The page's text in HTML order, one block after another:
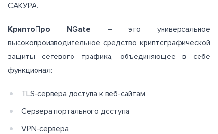
САКУРА.
КриптоПро NGate – это универсальное
высокопроизводительное средство криптографической
защиты сетевого трафика, объединяющее в себе
функционал:
TLS-сервера доступа к веб-сайтам
Сервера портального доступа
VPN-сервера